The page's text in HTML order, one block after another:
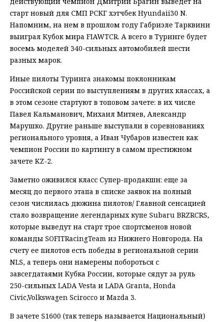
старт новый для СМП РСКГ хэтчбек Hyundaii30 N.
Напомним, на нем в прошлом году Габриэле Тарквини
выиграл Кубок мира FIAWTCR. А всего в Туринге будет
восемь моделей 340-сильных автомобилей шести
разных марок.
Иные пилоты Туринга знакомы поклонникам
Российской серии по выступлениям в других классах, а
в этом сезоне стартуют в топовом зачете: в их числе
Павел Кальманович, Михаил Митяев, Александр
Марушко. Другие раньше выступали в соревнованиях
регионального уровня, а Иван Чубаров известен как
чемпион России по картингу в самом престижном
зачете KZ-2.
Заметно оживился класс Супер-продакшн: еще за
месяц до первого этапа в списке заявок на полный
сезон числилась дюжина пилотов/ Главной сенсацией
стало возвращение легендарных купе Subaru BRZRCRS,
которые выведут на старт трое спортсменов новой
команды SOFITRacingTeam из Нижнего Новгорода. На
счету ее пилотов есть победы в региональной серии
NLS, а теперь они намерены побороться с
завсегдатаями Кубка России, которые сядут за руль
250-сильных LADA Vesta и LADA Granta, Honda
Civic,Volkswagen Scirocco и Mazda 3.
В зачете S1600 (так теперь называется Национальный)